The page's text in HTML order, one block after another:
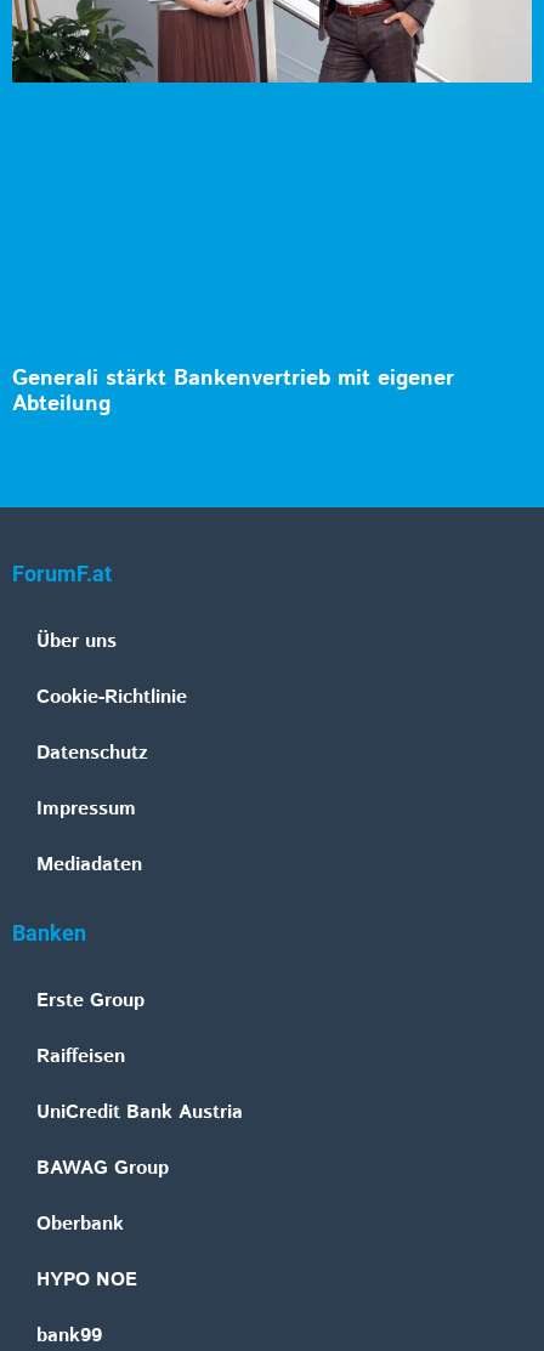
Generali stärkt Bankenvertrieb mit eigener
Abteilung
ForumF.at
Über uns
Cookie-Richtlinie
Datenschutz
Impressum
Mediadaten
Banken
Erste Group
Raiffeisen
UniCredit Bank Austria
BAWAG Group
Oberbank
HYPO NOE
bank99